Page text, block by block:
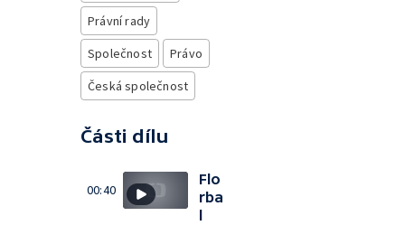
Právní rady
Společnost
Právo
Česká společnost
Části dílu
00:40
Flo
rba
l